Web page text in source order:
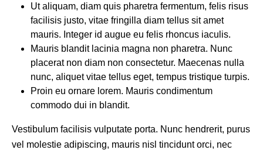
Ut aliquam, diam quis pharetra fermentum, felis risus
facilisis justo, vitae fringilla diam tellus sit amet
mauris. Integer id augue eu felis rhoncus iaculis.
Mauris blandit lacinia magna non pharetra. Nunc
placerat non diam non consectetur. Maecenas nulla
nunc, aliquet vitae tellus eget, tempus tristique turpis.
Proin eu ornare lorem. Mauris condimentum
commodo dui in blandit.
Vestibulum facilisis vulputate porta. Nunc hendrerit, purus
vel molestie adipiscing, mauris nisl tincidunt orci, nec